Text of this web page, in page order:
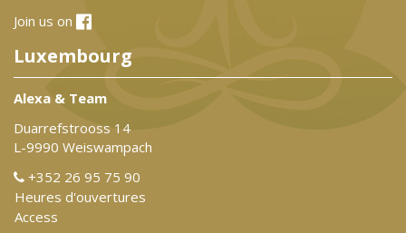
Join us on
Luxembourg
Alexa & Team
Duarrefstrooss 14
L-9990 Weiswampach
+352 26 95 75 90
Heures d'ouvertures
Access